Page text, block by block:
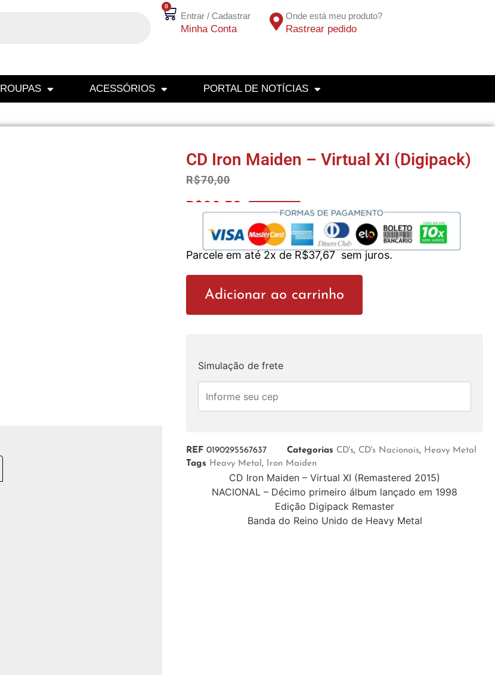
0
Entrar / Cadastrar
Minha Conta
Onde está meu produto?
Rastrear pedido
ROUPAS ACESSÓRIOS PORTAL DE NOTÍCIAS
CD Iron Maiden – Virtual XI (Digipack)
R$70,00
R$66,50
Parcele em até 2x de R$37,67 sem juros.
Adicionar ao carrinho
Simulação de frete
REF0190295567637 Categorias CD's, CD's Nacionais, Heavy Metal
Tags Heavy Metal , Iron Maiden
CD Iron Maiden – Virtual XI (Remastered 2015)
NACIONAL – Décimo primeiro álbum lançado em 1998
Edição Digipack Remaster
Banda do Reino Unido de Heavy Metal